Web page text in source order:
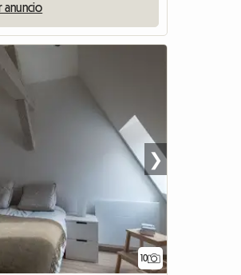
anuncio
10
❯